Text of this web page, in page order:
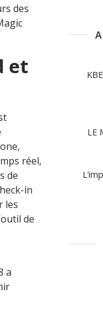
des
et
réel,
de
in
les
de
a
LE